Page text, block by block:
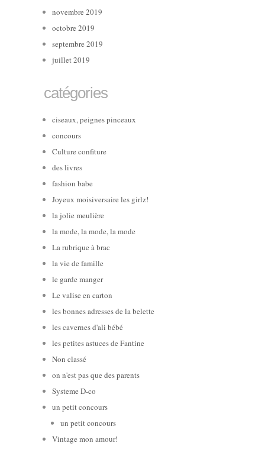
novembre 2019
octobre 2019
septembre 2019
juillet 2019
catégories
ciseaux, peignes pinceaux
concours
Culture confiture
des livres
fashion babe
Joyeux moisiversaire les girlz!
la jolie meulière
la mode, la mode, la mode
La rubrique à brac
la vie de famille
le garde manger
Le valise en carton
les bonnes adresses de la belette
les cavernes d'ali bébé
les petites astuces de Fantine
Non classé
on n'est pas que des parents
Systeme D-co
un petit concours
un petit concours
Vintage mon amour!